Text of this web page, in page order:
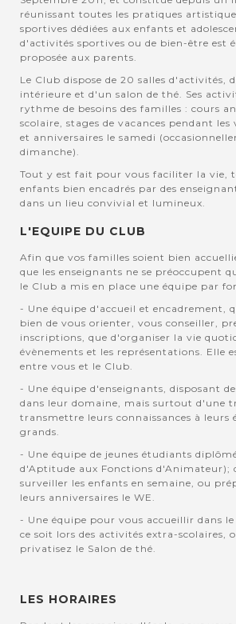
réunissant toutes les pratiques
sportives dédiées aux enfants et
d'activités sportives ou de bien-être est
proposée aux parents.
Le Club dispose de 20 salles d'activités,
intérieure et d'un salon de thé. Ses
rythme de besoins des familles : cours
scolaire, stages de vacances pendant les
et anniversaires le samedi
dimanche).
Tout y est fait pour vous faciliter la vie,
enfants bien encadrés par des
dans un lieu convivial et lumineux.
L'EQUIPE DU CLUB
Afin que vos familles soient bien
que les enseignants ne se préoccupent
le Club a mis en place une équipe par
- Une équipe d'accueil et encadrement,
bien de vous orienter, vous conseiller,
inscriptions, que d'organiser la vie
évènements et les représentations. Elle
entre vous et le Club.
- Une équipe d'enseignants, disposant
dans leur domaine, mais surtout d'une
transmettre leurs connaissances à leurs
grands.
- Une équipe de jeunes étudiants
d'Aptitude aux Fonctions d'Animateur);
surveiller les enfants en semaine, ou
leurs anniversaires le WE.
- Une équipe pour vous accueillir dans
ce soit lors des activités extra-scolaires,
privatisez le Salon de thé.
LES HORAIRES